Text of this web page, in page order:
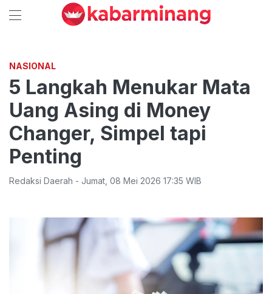
NASIONAL
5 Langkah Menukar Mata
Uang Asing di Money
Changer, Simpel tapi
Penting
Redaksi Daerah - Jumat 08 Mei 2026 17:35 WIB